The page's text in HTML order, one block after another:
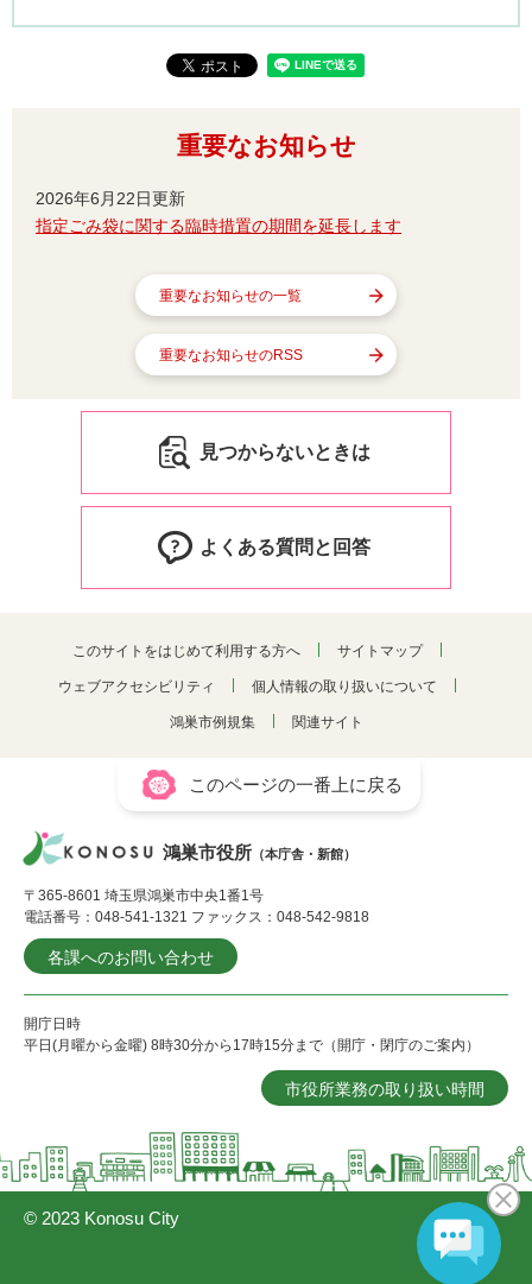
重要なお知らせ
2026年6月22日更新
指定ごみ袋に関する臨時措置の期間を延長します
重要なお知らせの一覧
重要なお知らせのRSS
見つからないときは
よくある質問と回答
このサイトをはじめて利用する方へ サイトマップ
ウェブアクセシビリティ 個人情報の取り扱いについて
鴻巣市例規集 関連サイト
このページの一番上に戻る
鴻巣市役所 （本庁舎・新館）
〒365-8601 埼玉県鴻巣市中央1番1号
電話番号：048-541-1321 ファックス：048-542-9818
各課へのお問い合わせ
開庁日時
平日(月曜から金曜) 8時30分から17時15分まで（開庁・閉庁のご案内）
市役所業務の取り扱い時間
© 2023 Konosu City